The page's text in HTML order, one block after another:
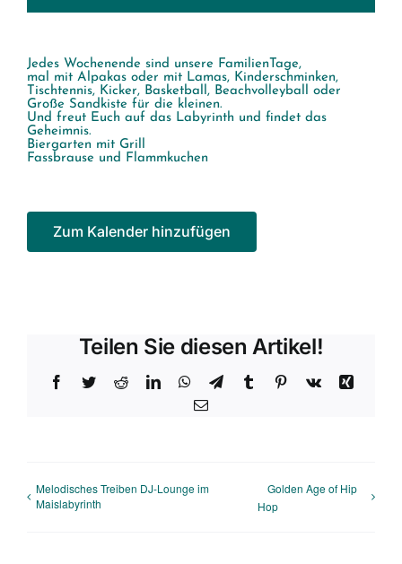
Jedes Wochenende sind unsere FamilienTage,
mal mit Alpakas oder mit Lamas, Kinderschminken,
Tischtennis, Kicker, Basketball, Beachvolleyball oder
Große Sandkiste für die kleinen.
Und freut Euch auf das Labyrinth und findet das
Geheimnis.
Biergarten mit Grill
Fassbrause und Flammkuchen
Zum Kalender hinzufügen
Teilen Sie diesen Artikel!
Facebook
TwitterRedditLinkedInWhatsApp
TelegramTumblrPinterest
Vk
Xing
E-
Melodisches Treiben DJ-Lounge im
Maislabyrinth
Golden Age of Hip
Hop